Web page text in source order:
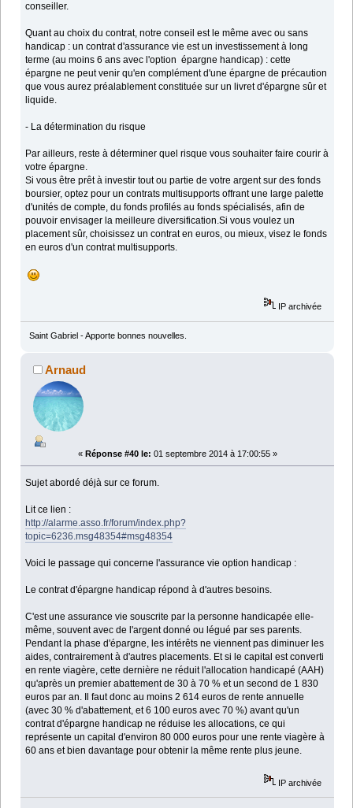
conseiller.
Quant au choix du contrat, notre conseil est le même avec ou sans
handicap : un contrat d'assurance vie est un investissement à long
terme (au moins 6 ans avec l'option épargne handicap) : cette
épargne ne peut venir qu'en complément d'une épargne de précaution
que vous aurez préalablement constituée sur un livret d'épargne sûr et
liquide.
- La détermination du risque
Par ailleurs, reste à déterminer quel risque vous souhaiter faire courir à
votre épargne.
Si vous être prêt à investir tout ou partie de votre argent sur des fonds
boursier, optez pour un contrats multisupports offrant une large palette
d'unités de compte, du fonds profilés au fonds spécialisés, afin de
pouvoir envisager la meilleure diversification.Si vous voulez un
placement sûr, choisissez un contrat en euros, ou mieux, visez le fonds
en euros d'un contrat multisupports.
IP archivée
Saint Gabriel - Apporte bonnes nouvelles.
Arnaud
« Réponse #40 le: 01 septembre 2014 à 17:00:55 »
Sujet abordé déjà sur ce forum.
Lit ce lien :
http://alarme.asso.fr/forum/index.php?
topic=6236.msg48354#msg48354
Voici le passage qui concerne l'assurance vie option handicap :
Le contrat d'épargne handicap répond à d'autres besoins.
C'est une assurance vie souscrite par la personne handicapée elle-
même, souvent avec de l'argent donné ou légué par ses parents.
Pendant la phase d'épargne, les intérêts ne viennent pas diminuer les
aides, contrairement à d'autres placements. Et si le capital est converti
en rente viagère, cette dernière ne réduit l'allocation handicapé (AAH)
qu'après un premier abattement de 30 à 70 % et un second de 1 830
euros par an. Il faut donc au moins 2 614 euros de rente annuelle
(avec 30 % d'abattement, et 6 100 euros avec 70 %) avant qu'un
contrat d'épargne handicap ne réduise les allocations, ce qui
représente un capital d'environ 80 000 euros pour une rente viagère à
60 ans et bien davantage pour obtenir la même rente plus jeune.
IP archivée